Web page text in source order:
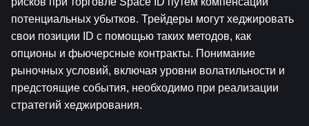
потенциальных убытков. Трейдеры могут хеджировать
свои позиции ID с помощью таких методов, как
опционы и фьючерсные контракты. Понимание
рыночных условий, включая уровни волатильности и
предстоящие события, необходимо при реализации
стратегий хеджирования.